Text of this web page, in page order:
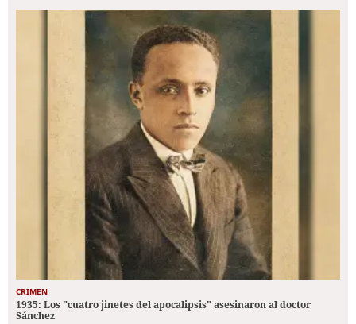
CRIMEN
1935: Los "cuatro jinetes del apocalipsis" asesinaron al doctor
Sánchez